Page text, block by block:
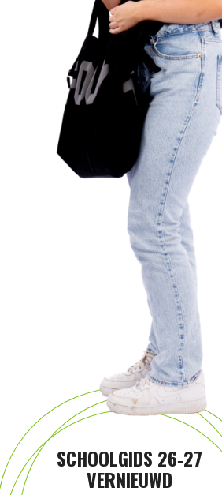
SCHOOLGIDS 26‑27
VERNIEUWD